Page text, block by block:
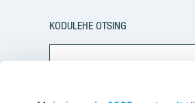
KODULEHE OTSING